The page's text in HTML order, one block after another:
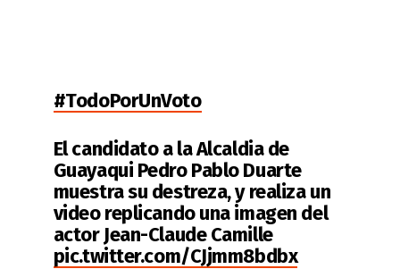
#TodoPorUnVoto
El candidato a la Alcaldia de
Guayaqui Pedro Pablo Duarte
muestra su destreza, y realiza un
video replicando una imagen del
actor Jean-Claude Camille
pic.twitter.com/CJjmm8bdbx